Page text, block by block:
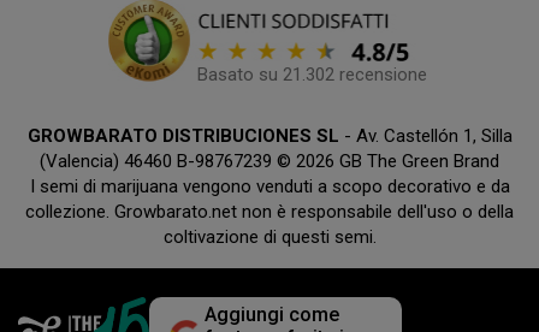
Basato su 21.302 recensione
GROWBARATO DISTRIBUCIONES SL - Av. Castellón 1, Silla
(Valencia) 46460 B-98767239 © 2026 GB The Green Brand
I semi di marijuana vengono venduti a scopo decorativo e da
collezione. Growbarato.net non è responsabile dell'uso o della
coltivazione di questi semi.
Aggiungi come